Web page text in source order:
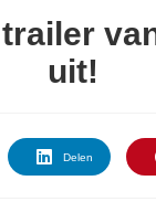
uit!
Delen